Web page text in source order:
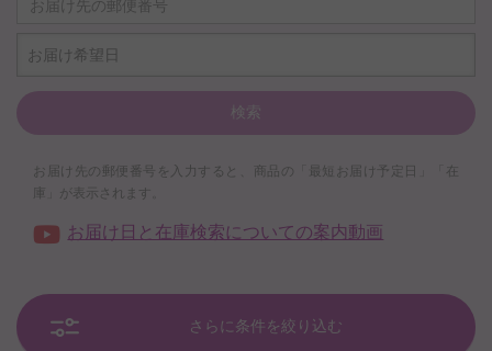
お届け希望日
検索
お届け先の郵便番号を入力すると、商品の「最短お届け予定日」「在
庫」が表示されます。
お届け日と在庫検索についての案内動画
さらに条件を絞り込む